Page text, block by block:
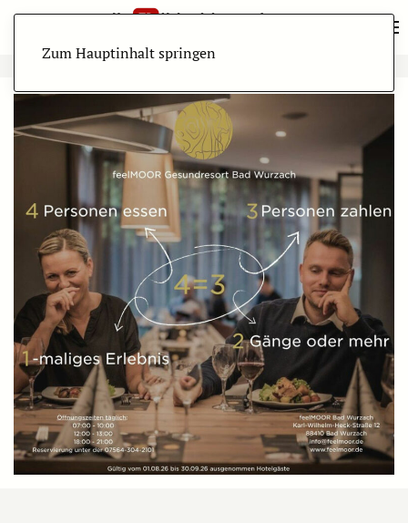
Zum Hauptinhalt springen